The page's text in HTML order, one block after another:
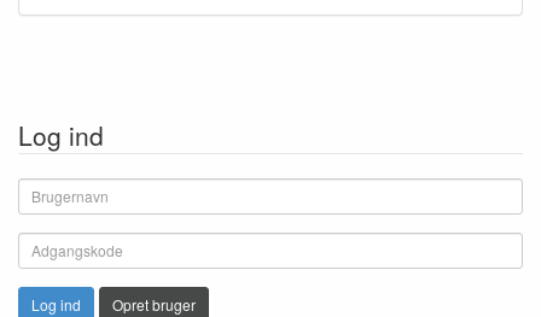
Log ind
Log ind Opret bruger